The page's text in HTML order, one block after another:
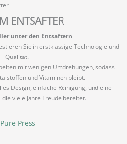
ENTSAFTER
unter den Entsaftern
Sie in erstklassige Technologie und
Qualität.
mit wenigen Umdrehungen, sodass
und Vitaminen bleibt.
Design, einfache Reinigung, und eine
viele Jahre Freude bereitet.